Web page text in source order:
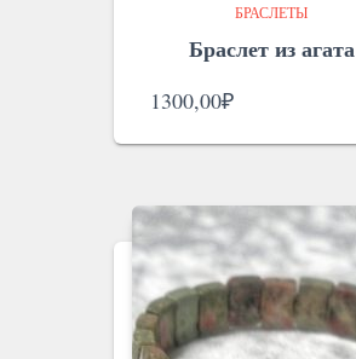
БРАСЛЕТЫ
Браслет из агата
1300,00₽